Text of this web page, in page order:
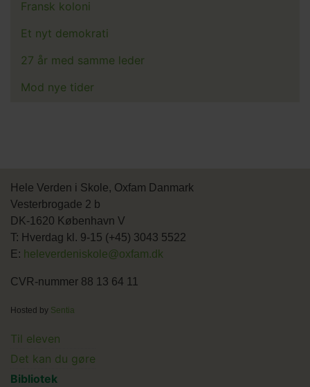
Fransk koloni
Et nyt demokrati
27 år med samme leder
Mod nye tider
Hele Verden i Skole, Oxfam Danmark
Vesterbrogade 2 b
DK-1620 København V
T: Hverdag kl. 9-15 (+45) 3043 5522
E: heleverdeniskole@oxfam.dk
CVR-nummer 88 13 64 11
Hosted by Sentia
Main
menu
Til eleven
Det kan du gøre
Bibliotek